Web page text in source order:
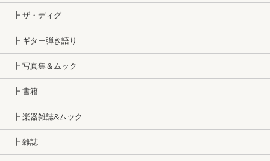
┣ ザ・ディグ
┣ ギター弾き語り
┣ 写真集＆ムック
┣ 書籍
┣ 楽器雑誌&ムック
┣ 雑誌